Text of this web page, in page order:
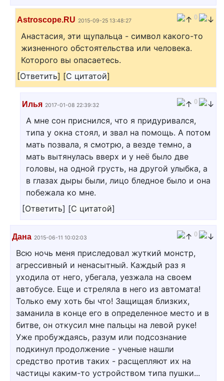
Astroscope.RU 2015-09-25 13:48:27 0
Анастасия, эти щупальца - символ какого-то
жизненного обстоятельства или человека.
Которого вы опасаетесь.
[Ответить] [С цитатой]
Илья 2017-01-08 22:39:32 0
А мне сон приснился, что я придуривался,
типа у окна стоял, и звал на помощь. А потом
мать позвала, я смотрю, а везде темно, а
мать вытянулась вверх и у неё было две
головы, на одной грусть, на другой улыбка, а
в глазах дыры были, лицо бледное было и она
побежала ко мне.
[Ответить] [С цитатой]
Дана 2015-06-11 10:02:03 0
Всю ночь меня приследовал жуткий монстр,
агрессивный и ненасытный. Каждый раз я
уходила от него, убегала, уезжала на своем
автобусе. Еще и стреляла в него из автомата!
Только ему хоть бы что! Защищая близких,
заманила в конце его в определенное место и в
битве, он откусил мне пальцы на левой руке!
Уже пробуждаясь, разум или подсознание
подкинул продолжение - ученые нашли
средство против таких - расщепляют их на
частицы каким-то устройством типа пушки...